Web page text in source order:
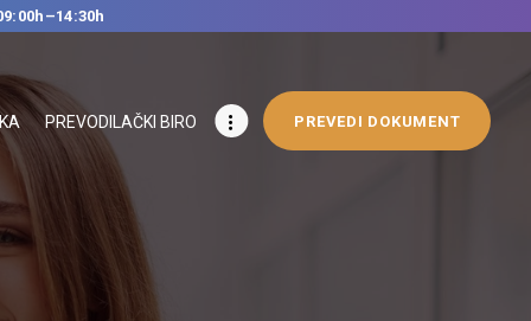
PREVODILAČKI BIRO PREVEDI DOKUMENT